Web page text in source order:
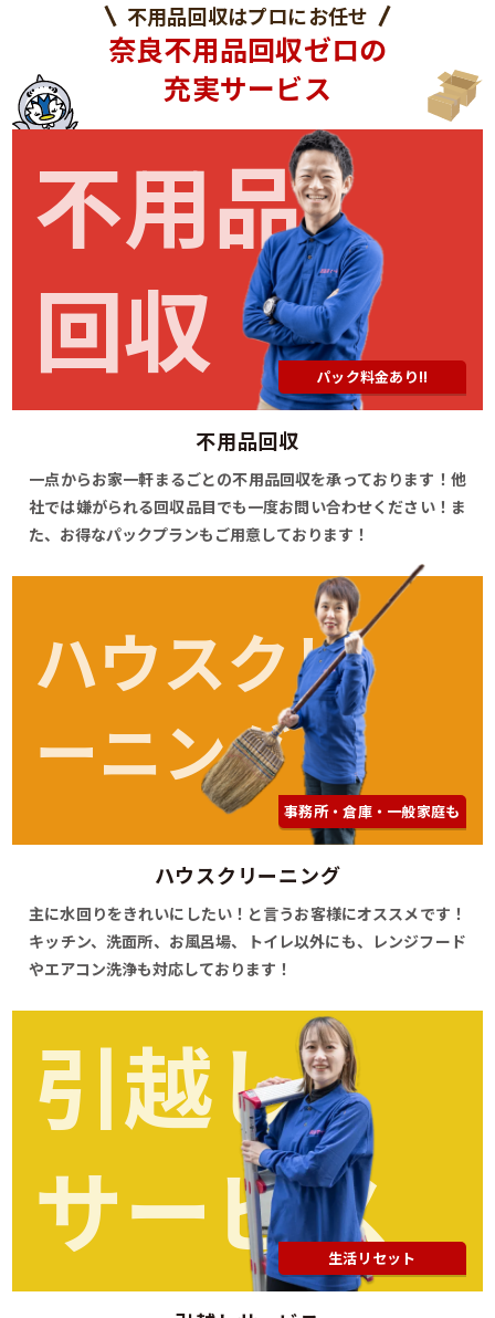
不用品回収はプロにお任せ
奈良不用品回収ゼロの
充実サービス
不用品
回収
パック料金あり!!
不用品回収
一点からお家一軒まるごとの不用品回収を承っております！他
社では嫌がられる回収品目でも一度お問い合わせください！ま
た、お得なパックプランもご用意しております！
ハウスクリ
ーニング
事務所・倉庫・一般家庭も
ハウスクリーニング
主に水回りをきれいにしたい！と言うお客様にオススメです！
キッチン、洗面所、お風呂場、トイレ以外にも、レンジフード
やエアコン洗浄も対応しております！
引越し
サービス
生活リセット